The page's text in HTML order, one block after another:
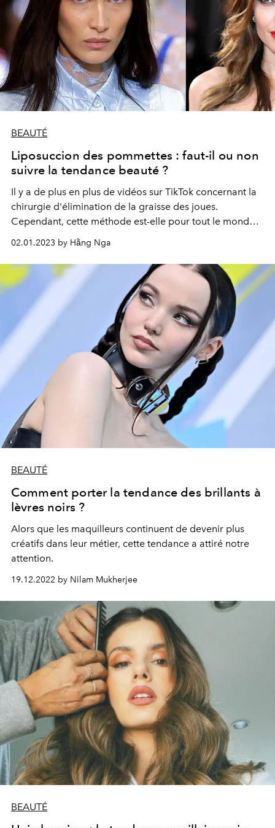
BEAUTÉ
Liposuccion des pommettes : faut-il ou non
suivre la tendance beauté ?
Il y a de plus en plus de vidéos sur TikTok concernant la
chirurgie d'élimination de la graisse des joues.
Cependant, cette méthode est-elle pour tout le monde ?
Quelle est la limite de l'intervention pour posséder cet
effet tendance ?
02.01.2023 by Hằng Nga
BEAUTÉ
Comment porter la tendance des brillants à
lèvres noirs ?
Alors que les maquilleurs continuent de devenir plus
créatifs dans leur métier, cette tendance a attiré notre
attention.
19.12.2022 by Nilam Mukherjee
BEAUTÉ